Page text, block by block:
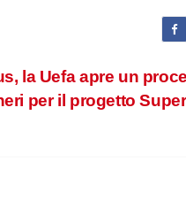
la Uefa apre un
per il progetto